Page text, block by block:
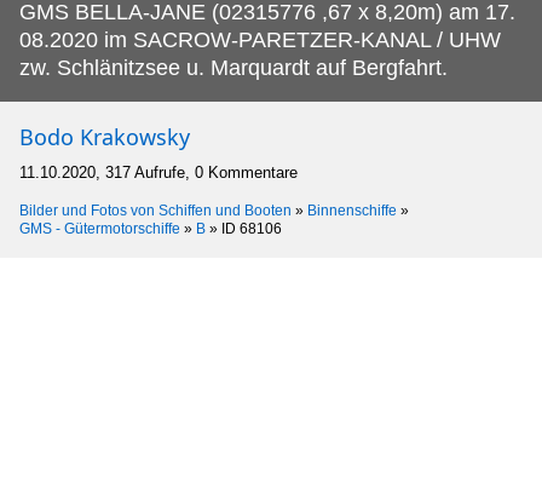
GMS BELLA-JANE (02315776 ,67 x 8,20m) am 17.
08.2020 im SACROW-PARETZER-KANAL / UHW
zw. Schlänitzsee u. Marquardt auf Bergfahrt.
Bodo Krakowsky
11.10.2020, 317 Aufrufe, 0 Kommentare
Bilder und Fotos von Schiffen und Booten » Binnenschiffe »
GMS - Gütermotorschiffe » B » ID 68106